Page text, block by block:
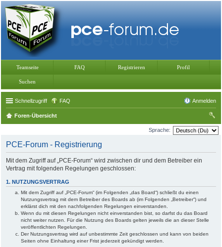
Teamseite FAQ Registrieren Profil
Suchen
Schnellzugriff FAQ Anmelden
Foren-Übersicht
uc
Sprache:
PCE-Forum - Registrierung
Mit dem Zugriff auf „PCE-Forum“ wird zwischen dir und dem Betreiber ein
Vertrag mit folgenden Regelungen geschlossen:
1. NUTZUNGSVERTRAG
Mit dem Zugriff auf „PCE-Forum“ (im Folgenden „das Board“) schließt du einen
Nutzungsvertrag mit dem Betreiber des Boards ab (im Folgenden „Betreiber“) und
erklärst dich mit den nachfolgenden Regelungen einverstanden.
Wenn du mit diesen Regelungen nicht einverstanden bist, so darfst du das Board
nicht weiter nutzen. Für die Nutzung des Boards gelten jeweils die an dieser Stelle
veröffentlichten Regelungen.
Der Nutzungsvertrag wird auf unbestimmte Zeit geschlossen und kann von beiden
Seiten ohne Einhaltung einer Frist jederzeit gekündigt werden.